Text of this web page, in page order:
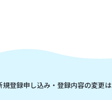
規登録申し込み・登録内容の変更